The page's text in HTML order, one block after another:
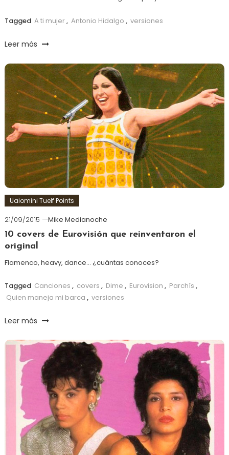
Tagged A ti mujer, Antonio Hidalgo , versiones
Leer más
Uaiomini Tuelf Points
21/09/2015
Mike Medianoche
10 covers de Eurovisión que reinventaron el
original
Flamenco, heavy, dance… ¿cuántas conoces?
Tagged Canciones , covers , Dime , Eurovision , Parchís ,
Quien maneja mi barca , versiones
Leer más